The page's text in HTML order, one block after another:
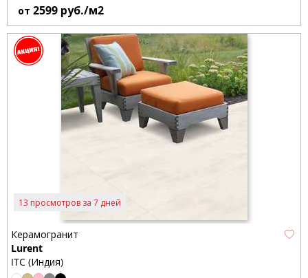
от 2599 руб./м2
13 просмотров за 7 дней
Керамогранит
Lurent
ITC (Индия)